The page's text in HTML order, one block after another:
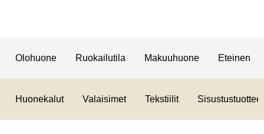
Olohuone Ruokailutila Makuuhuone Eteinen
Huonekalut Valaisimet Tekstiilit Sisustustuotteet